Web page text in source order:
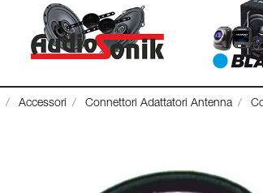
Accessori Connettori Adattatori Antenna